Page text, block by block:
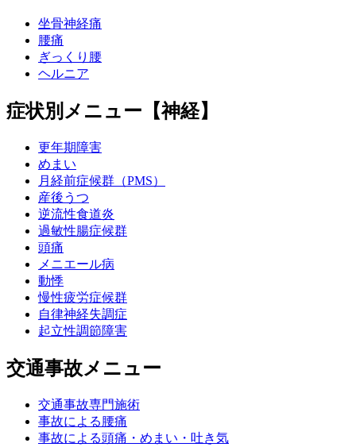
坐骨神経痛
腰痛
ぎっくり腰
ヘルニア
症状別メニュー【神経】
更年期障害
めまい
月経前症候群（PMS）
産後うつ
逆流性食道炎
過敏性腸症候群
頭痛
メニエール病
動悸
慢性疲労症候群
自律神経失調症
起立性調節障害
交通事故メニュー
交通事故専門施術
事故による腰痛
事故による頭痛・めまい・吐き気